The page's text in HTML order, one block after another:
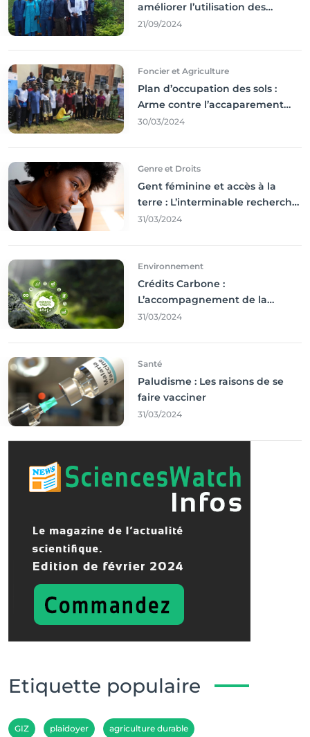
améliorer l’utilisation des
résultats coince
21/09/2024
Foncier et Agriculture
Plan d’occupation des sols :
Arme contre l’accaparement
des terres
30/03/2024
Genre et Droits
Gent féminine et accès à la
terre : L’interminable recherche
des droits
31/03/2024
Environnement
Crédits Carbone :
L’accompagnement de la
Francophonie
31/03/2024
Santé
Paludisme : Les raisons de se
faire vacciner
31/03/2024
Etiquette populaire
GIZ plaidoyer agriculture durable